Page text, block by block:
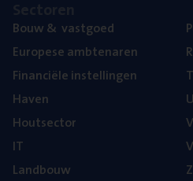
Bouw& vastgoed
Euro­pe­se ambtenaren
Finan­ci­ë­le instellingen
Haven
Hout­sec­tor
IT
Land­bouw